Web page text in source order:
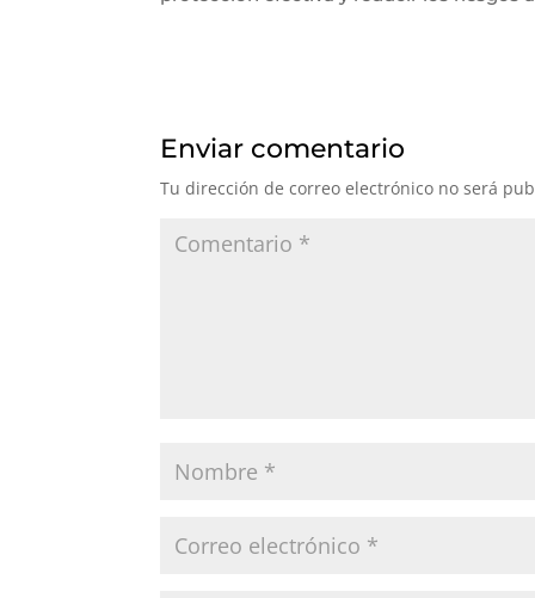
Enviar comentario
Tu dirección de correo electrónico no será